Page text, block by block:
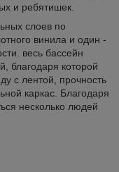
и ребятишек.
слоев по
винила и один -
весь бассейн
благодаря которой
с лентой, прочность
каркас. Благодаря
несколько людей